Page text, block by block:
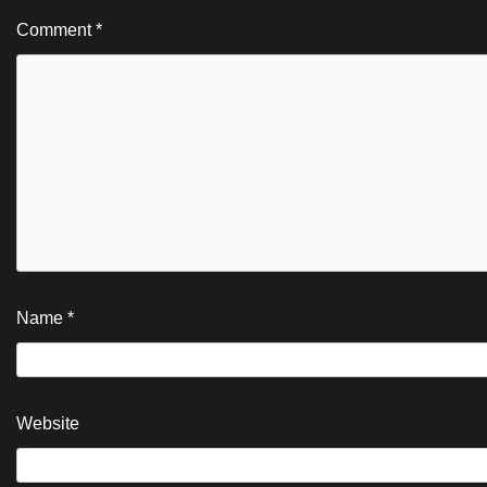
Comment*
Name *
Website